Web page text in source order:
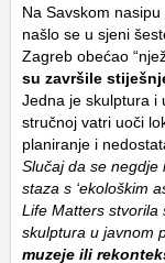
Na Savskom
našlo se u sjeni
Zagreb obećao
su završile
Jedna je skulptura i
stručnoj vatri uoči
planiranje i
Slučaj da se negdje
staza s ‘ekološkim
Life Matters stvorila
skulptura u javnom
muzeje ili